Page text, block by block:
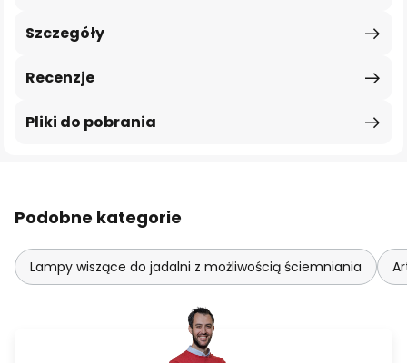
Szczegóły
Recenzje
Pliki do pobrania
Podobne kategorie
Lampy wiszące do jadalni z możliwością ściemniania